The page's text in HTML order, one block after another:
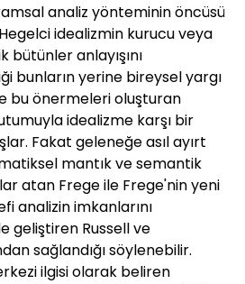
analiz yönteminin öncüsü
idealizmin kurucu veya
bütünler anlayışını
bunların yerine bireysel yargı
bu önermeleri oluşturan
idealizme karşı bir
Fakat geleneğe asıl ayırt
mantık ve semantik
atan Frege ile Frege'nin yeni
analizin imkanlarını
geliştiren Russell ve
sağlandığı söylenebilir.
ilgisi olarak beliren